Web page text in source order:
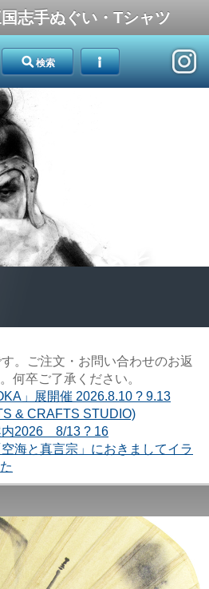
志手ぬぐい・Tシャツ
検索
。ご注文・お問い合わせのお返
何卒ご了承ください。
」展開催 2026.8.10 ? 9.13
& CRAFTS STUDIO)
内2026 8/13 ? 16
海と真言宗」におきましてイラ